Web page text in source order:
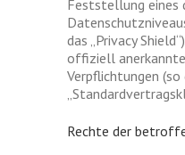
Feststellung eines
das „Privacy
offiziell
Verpflichtungen (so
Rechte der